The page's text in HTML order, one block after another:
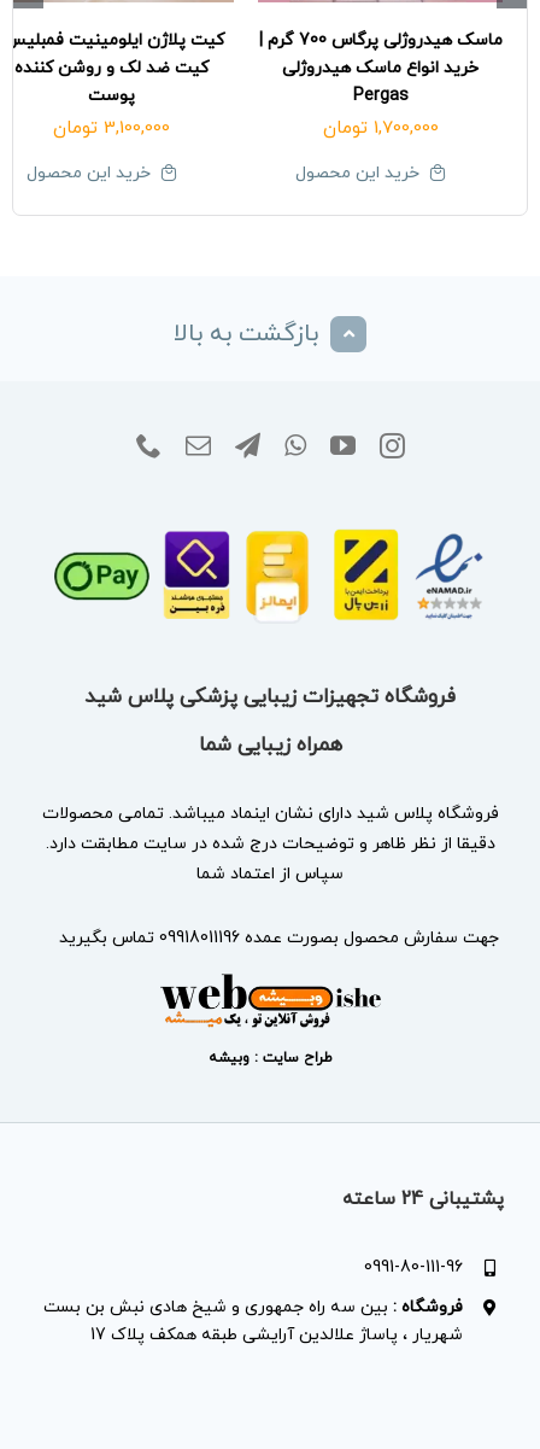
ماسک هیدروژلی پرگاس 700 گرم |
خرید انواع ماسک هیدروژلی
Pergas
1,700,000 تومان
خرید این محصول
کیت پلاژن ایلومینیت فمبلیس|
کیت ضد لک و روشن کننده
پوست
3,100,000 تومان
خرید این محصول
بازگشت به بالا
فروشگاه تجهیزات زیبایی پزشکی پلاس شید
همراه زیبایی شما
فروشگاه پلاس شید دارای نشان اینماد میباشد. تمامی محصولات
دقیقا از نظر ظاهر و توضیحات درج شده در سایت مطابقت دارد.
سپاس از اعتماد شما
جهت سفارش محصول بصورت عمده 09918011196 تماس بگیرید
طراح سایت : وبیشه
پشتیبانی 24 ساعته
0991-80-111-96
فروشگاه :بین سه راه جمهوری و شیخ هادی نبش بن بست
شهریار ، پاساژ علالدین آرایشی طبقه همکف پلاک 17